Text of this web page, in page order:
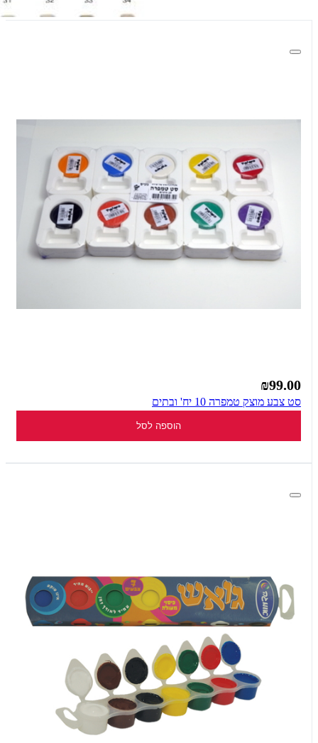
₪99.00
סט צבע מוצק טמפרה 10 יח' ובתים
הוספה לסל